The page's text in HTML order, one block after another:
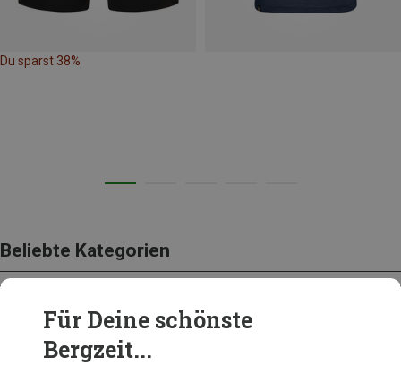
Du sparst 38%
Beliebte Kategorien
BEKLEIDUNG
Für Deine schönste
Bergzeit...